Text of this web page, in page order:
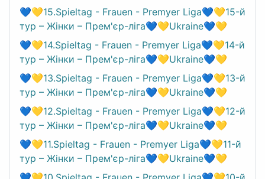
💙💛15.Spieltag - Frauen - Premyer Liga💙💛15-й
тур – Жінки – Прем'єр-ліга💙💛Ukraine💙💛
💙💛14.Spieltag - Frauen - Premyer Liga💙💛14-й
тур – Жінки – Прем'єр-ліга💙💛Ukraine💙💛
💙💛13.Spieltag - Frauen - Premyer Liga💙💛13-й
тур – Жінки – Прем'єр-ліга💙💛Ukraine💙💛
💙💛12.Spieltag - Frauen - Premyer Liga💙💛12-й
тур – Жінки – Прем'єр-ліга💙💛Ukraine💙💛
💙💛11.Spieltag - Frauen - Premyer Liga💙💛11-й
тур – Жінки – Прем'єр-ліга💙💛Ukraine💙💛